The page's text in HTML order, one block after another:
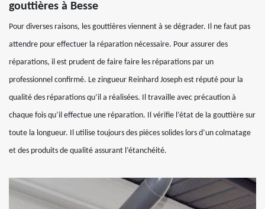
gouttières à Besse
Pour diverses raisons, les gouttières viennent à se dégrader. Il ne faut pas
attendre pour effectuer la réparation nécessaire. Pour assurer des
réparations, il est prudent de faire faire les réparations par un
professionnel confirmé. Le zingueur Reinhard Joseph est réputé pour la
qualité des réparations qu’il a réalisées. Il travaille avec précaution à
chaque fois qu’il effectue une réparation. Il vérifie l’état de la gouttière sur
toute la longueur. Il utilise toujours des pièces solides lors d’un colmatage
et des produits de qualité assurant l’étanchéité.